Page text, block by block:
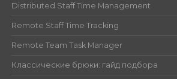
Distributed Staff Time Management
Remote Staff Time Tracking
Remote Team Task Manager
Классические брюки: гайд подбора